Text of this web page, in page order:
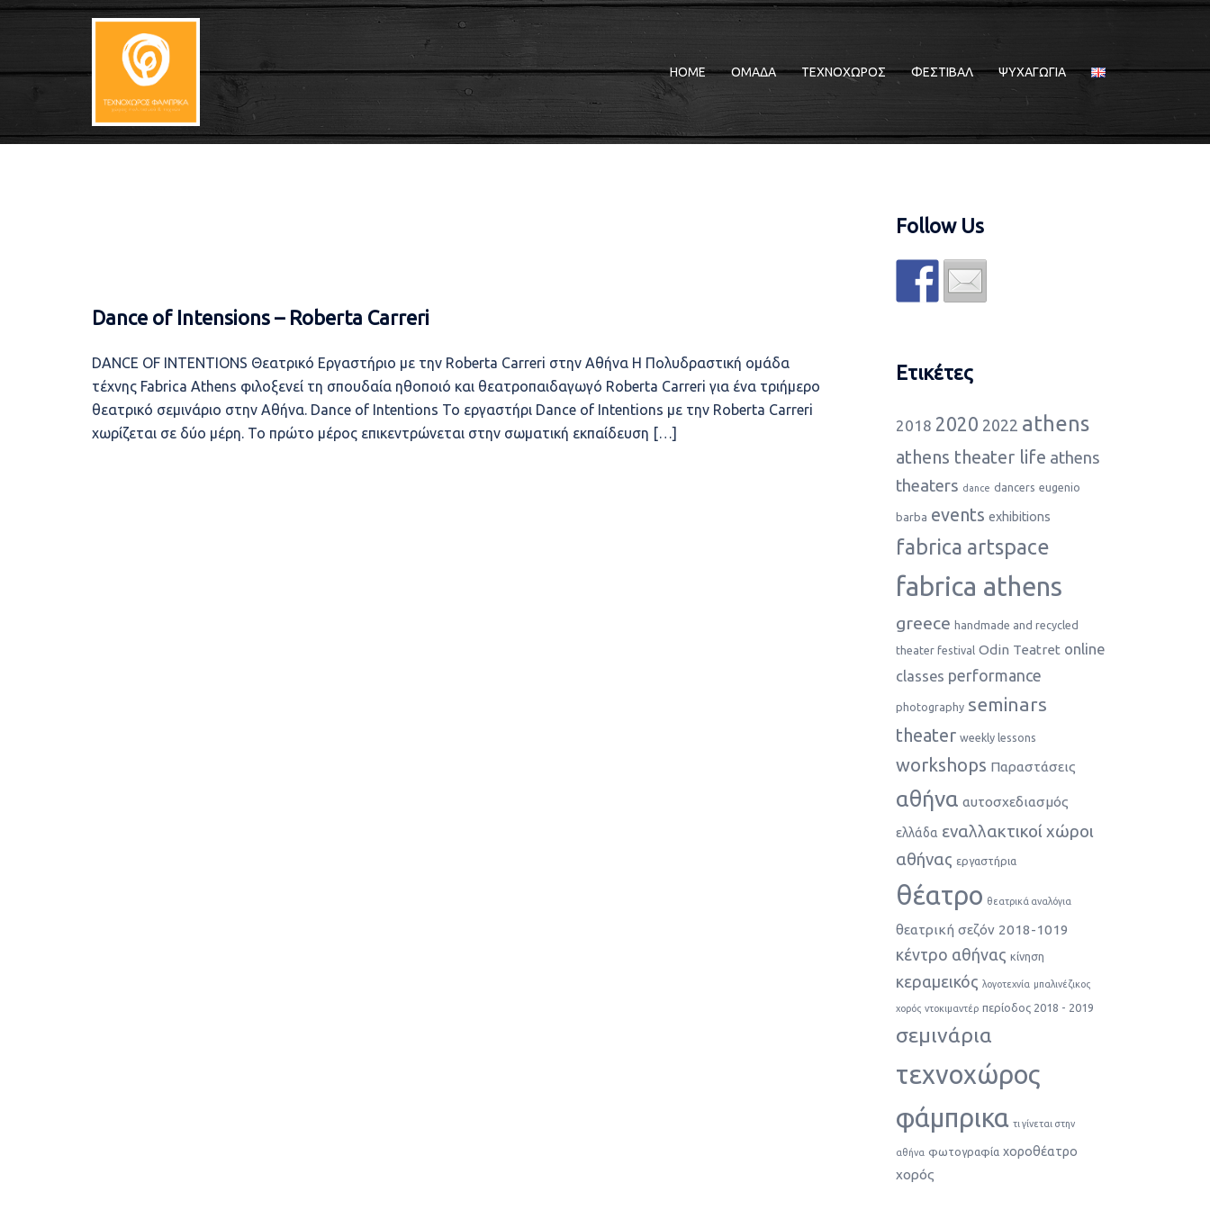
Skip
HOME ΟΜΑΔΑ ΤΕΧΝΟΧΩΡΟΣ ΦΕΣΤΙΒΑΛ ΨΥΧΑΓΩΓΙΑ
Dance of Intensions – Roberta Carreri
DANCE OF INTENTIONS Θεατρικό Εργαστήριο με την Roberta Carreri στην Αθήνα Η Πολυδραστική ομάδα
τέχνης Fabrica Athens φιλοξενεί τη σπουδαία ηθοποιό και θεατροπαιδαγωγό Roberta Carreri για ένα τριήμερο
θεατρικό σεμινάριο στην Αθήνα. Dance of Intentions Το εργαστήρι Dance of Intentions με την Roberta Carreri
χωρίζεται σε δύο μέρη. Το πρώτο μέρος επικεντρώνεται στην σωματική εκπαίδευση […]
Follow Us
Ετικέτες
2018 2020 2022 athens
athens theater life athens
theaters dance dancers eugenio
barba events exhibitions
fabrica artspace
fabrica athens
greece handmade and recycled
theater festival Odin Teatret online
classes performance
photography seminars
theater weekly lessons
workshops Παραστάσεις
αθήνα αυτοσχεδιασμός
ελλάδα εναλλακτικοί χώροι
αθήνας εργαστήρια
θέατρο θεατρικά αναλόγια
θεατρική σεζόν 2018-1019
κέντρο αθήνας κίνηση
κεραμεικός λογοτεχνία μπαλινέζικος
χορός ντοκιμαντέρ περίοδος 2018 - 2019
σεμινάρια
τεχνοχώρος
φάμπρικα τι γίνεται στην
αθήνα φωτογραφία χοροθέατρο
χορός